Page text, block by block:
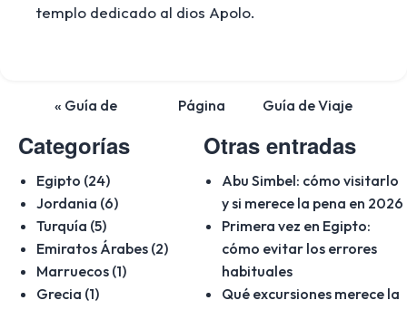
templo dedicado al dios Apolo.
Guía de Viaje
Página
Blog
« Guía de
Marruecos
Categorías
Egipto (24)
Jordania (6)
Turquía (5)
Emiratos Árabes (2)
Marruecos (1)
Grecia (1)
Otras entradas
Abu Simbel: cómo visitarlo
y si merece la pena en 2026
Primera vez en Egipto:
cómo evitar los errores
habituales
Qué excursiones merece la